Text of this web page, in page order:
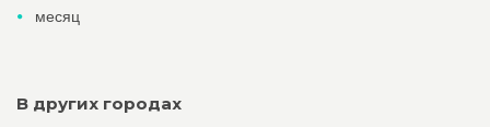
месяц
В других городах